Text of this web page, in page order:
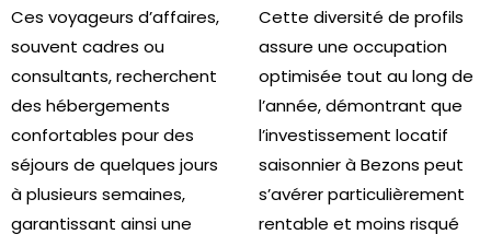
Ces voyageurs d’affaires,
souvent cadres ou
consultants, recherchent
des hébergements
confortables pour des
séjours de quelques jours
à plusieurs semaines,
garantissant ainsi une
Cette diversité de profils
assure une occupation
optimisée tout au long de
l’année, démontrant que
l’investissement locatif
saisonnier à Bezons peut
s’avérer particulièrement
rentable et moins risqué